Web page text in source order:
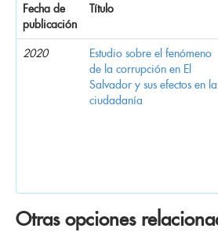
Fecha de
publicación
Título
2020
Estudio sobre el fenómeno
de la corrupción en El
Salvador y sus efectos en la
ciudadanía
Otras opciones